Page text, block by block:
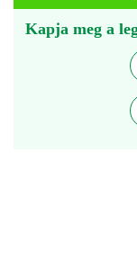
Kapja meg a